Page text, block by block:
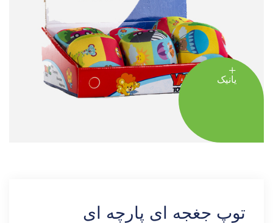
یانیک
توپ جغجه ای پارچه ای